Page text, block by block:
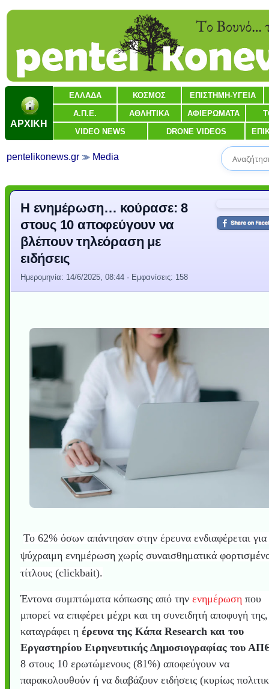
ΑΡΧΙΚΗ
ΕΛΛΑΔΑ ΚΟΣΜΟΣ ΕΠΙΣΤΗΜΗ-ΥΓΕΙΑ
Α.Π.Ε. ΑΘΛΗΤΙΚΑ ΑΦΙΕΡΩΜΑΤΑ
VIDEO NEWS DRONE VIDEOS
pentelikonews.gr Media
Η ενημέρωση… κούρασε: 8
στους 10 αποφεύγουν να
βλέπουν τηλεόραση με
ειδήσεις
Ημερομηνία: 14/6/2025, 08:44 · Εμφανίσεις: 158
Το 62% όσων απάντησαν στην έρευνα ενδιαφέρεται για
ψύχραιμη ενημέρωση χωρίς συναισθηματικά
τίτλους (clickbait).
Έντονα συμπτώματα κόπωσης από την ενημέρωση που
μπορεί να επιφέρει μέχρι και τη συνειδητή αποφυγή της,
καταγράφει η έρευνα της Κάπα Research και του
Εργαστηρίου Ειρηνευτικής Δημοσιογραφίας του
8 στους 10 ερωτώμενους (81%) αποφεύγουν να
παρακολουθούν ή να διαβάζουν ειδήσεις (κυρίως